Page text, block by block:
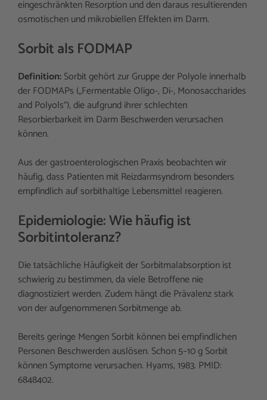
eingeschränkten Resorption und den daraus resultierenden
osmotischen und mikrobiellen Effekten im Darm.
Sorbit als FODMAP
Definition:Sorbit gehört zur Gruppe der Polyole innerhalb
der FODMAPs („Fermentable Oligo-, Di-, Monosaccharides
and Polyols“), die aufgrund ihrer schlechten
Resorbierbarkeit im Darm Beschwerden verursachen
können.
Aus der gastroenterologischen Praxis beobachten wir
häufig, dass Patienten mit Reizdarmsyndrom besonders
empfindlich auf sorbithaltige Lebensmittel reagieren.
Epidemiologie: Wie häufig ist
Sorbitintoleranz?
Die tatsächliche Häufigkeit der Sorbitmalabsorption ist
schwierig zu bestimmen, da viele Betroffene nie
diagnostiziert werden. Zudem hängt die Prävalenz stark
von der aufgenommenen Sorbitmenge ab.
Bereits geringe Mengen Sorbit können bei empfindlichen
Personen Beschwerden auslösen. Schon 5–10 g Sorbit
können Symptome verursachen. Hyams, 1983. PMID:
6848402.